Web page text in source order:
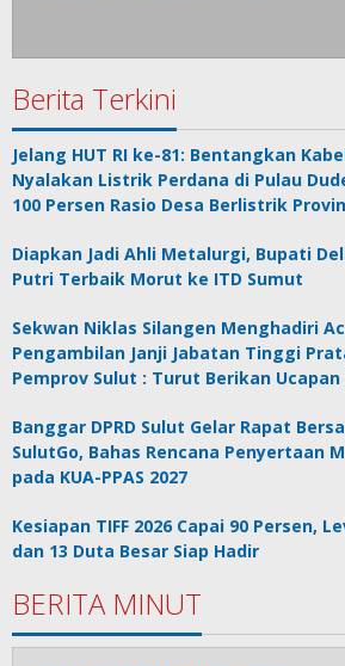
Berita Terkini
Jelang HUT RI ke-81: Bentangkan
Nyalakan Listrik Perdana di Pulau
100 Persen Rasio Desa Berlistrik
Diapkan Jadi Ahli Metalurgi, Bupati
Putri Terbaik Morut ke ITD Sumut
Sekwan Niklas Silangen Menghadiri
Pengambilan Janji Jabatan Tinggi
Pemprov Sulut : Turut Berikan
Banggar DPRD Sulut Gelar Rapat
SulutGo, Bahas Rencana Penyertaan
pada KUA-PPAS 2027
Kesiapan TIFF 2026 Capai 90 Persen,
dan 13 Duta Besar Siap Hadir
BERITA MINUT